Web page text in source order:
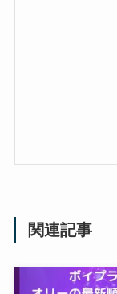
関連記事